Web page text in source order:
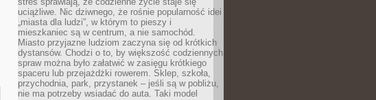
uciążliwe. Nic dziwnego, że rośnie popularność idei
„miasta dla ludzi”, w którym to pieszy i
mieszkaniec są w centrum, a nie samochód.
Miasto przyjazne ludziom zaczyna się od krótkich
dystansów. Chodzi o to, by większość codziennych
spraw można było załatwić w zasięgu krótkiego
spaceru lub przejażdżki rowerem. Sklep, szkoła,
przychodnia, park, przystanek – jeśli są w pobliżu,
nie ma potrzeby wsiadać do auta. Taki model